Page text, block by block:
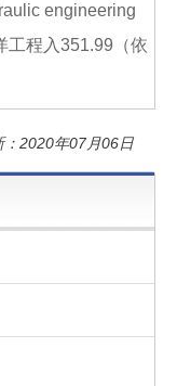
engineering
工程入351.99（依
2020年07月06日